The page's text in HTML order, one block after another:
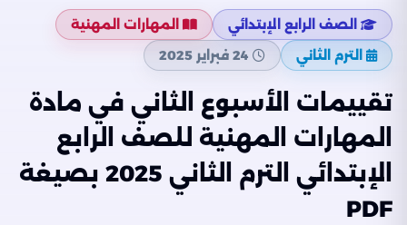
الصف الرابع الإبتدائي
المهارات المهنية
الترم الثاني
24 فبراير 2025
تقييمات الأسبوع الثاني في مادة
المهارات المهنية للصف الرابع
الإبتدائي الترم الثاني 2025 بصيغة
PDF